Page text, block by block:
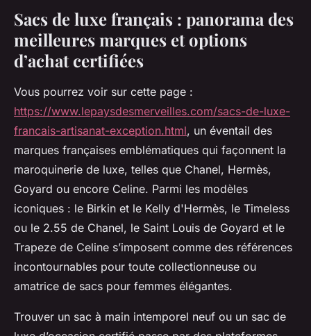
Sacs de luxe français : panorama des
meilleures marques et options
d’achat certifiées
Vous pourrez voir sur cette page :
https://www.lepaysdesmerveilles.com/sacs-de-luxe-
francais-artisanat-exception.html, un éventail des
marques françaises emblématiques qui façonnent la
maroquinerie de luxe, telles que Chanel, Hermès,
Goyard ou encore Celine. Parmi les modèles
iconiques : le Birkin et le Kelly d'Hermès, le Timeless
ou le 2.55 de Chanel, le Saint Louis de Goyard et le
Trapeze de Celine s’imposent comme des références
incontournables pour toute collectionneuse ou
amatrice de sacs pour femmes élégantes.
Trouver un sac à main intemporel neuf ou un sac de